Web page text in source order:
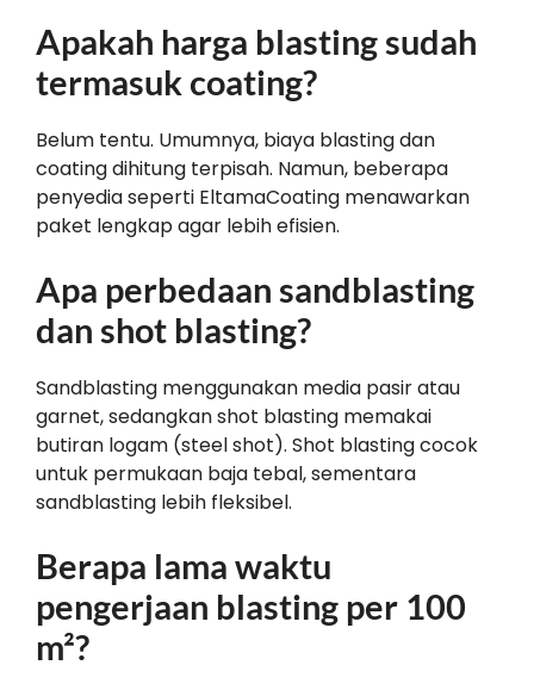
Apakah harga blasting sudah
termasuk coating?
Belum tentu. Umumnya, biaya blasting dan
coating dihitung terpisah. Namun, beberapa
penyedia seperti EltamaCoating menawarkan
paket lengkap agar lebih efisien.
Apa perbedaan sandblasting
dan shot blasting?
Sandblasting menggunakan media pasir atau
garnet, sedangkan shot blasting memakai
butiran logam (steel shot). Shot blasting cocok
untuk permukaan baja tebal, sementara
sandblasting lebih fleksibel.
Berapa lama waktu
pengerjaan blasting per 100
m²?